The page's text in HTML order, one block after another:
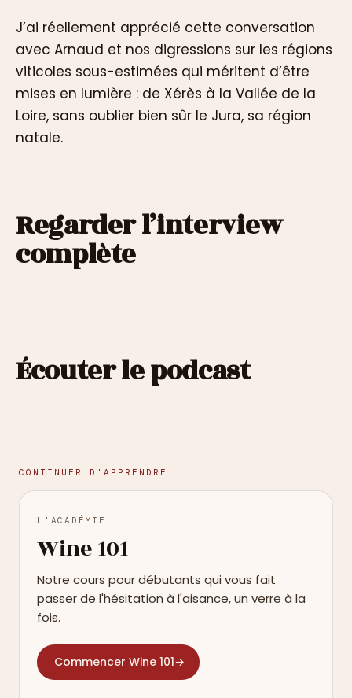
J’ai réellement apprécié cette conversation
avec Arnaud et nos digressions sur les régions
viticoles sous-estimées qui méritent d’être
mises en lumière : de Xérès à la Vallée de la
Loire, sans oublier bien sûr le Jura, sa région
natale.
Regarder l’interview
complète
Écouter le podcast
CONTINUER D'APPRENDRE
L'ACADÉMIE
Wine 101
Notre cours pour débutants qui vous fait
passer de l'hésitation à l'aisance, un verre à la
fois.
Commencer Wine 101→